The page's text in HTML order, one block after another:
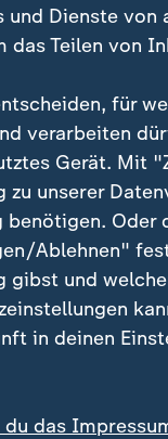
schwer
dienen
stärker die
für Luft-
und Dienste von
das Teilen von
für
verarbeiten
Gerät. Mit
zu unserer
benötigen. Oder
Ablehnen"
gibst und
in deinen
das